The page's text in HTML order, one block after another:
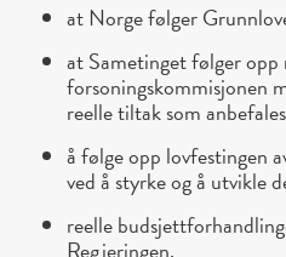
at Norge følger
at Sametinget følger
forsoningskommisjonen
reelle tiltak som
å følge opp lovfestingen
ved å styrke og å utvikle
reelle